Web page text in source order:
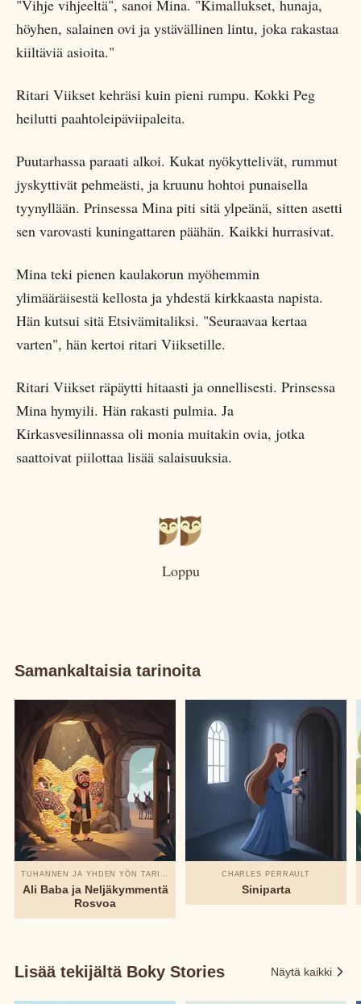
"Vihje vihjeeltä", sanoi Mina. "Kimallukset, hunaja,
höyhen, salainen ovi ja ystävällinen lintu, joka rakastaa
kiiltäviä asioita."
Ritari Viikset kehräsi kuin pieni rumpu. Kokki Peg
heilutti paahtoleipäviipaleita.
Puutarhassa paraati alkoi. Kukat nyökyttelivät, rummut
jyskyttivät pehmeästi, ja kruunu hohtoi punaisella
tyynyllään. Prinsessa Mina piti sitä ylpeänä, sitten asetti
sen varovasti kuningattaren päähän. Kaikki hurrasivat.
Mina teki pienen kaulakorun myöhemmin
ylimääräisestä kellosta ja yhdestä kirkkaasta napista.
Hän kutsui sitä Etsivämitaliksi. "Seuraavaa kertaa
varten", hän kertoi ritari Viiksetille.
Ritari Viikset räpäytti hitaasti ja onnellisesti. Prinsessa
Mina hymyili. Hän rakasti pulmia. Ja
Kirkasvesilinnassa oli monia muitakin ovia, jotka
saattoivat piilottaa lisää salaisuuksia.
Loppu
Samankaltaisia tarinoita
TUHANNEN JA YHDEN YÖN TARINAT
Ali Baba ja Neljäkymmentä
Rosvoa
CHARLES PERRAULT
Siniparta
Lisää tekijältä Boky Stories Näytä kaikki